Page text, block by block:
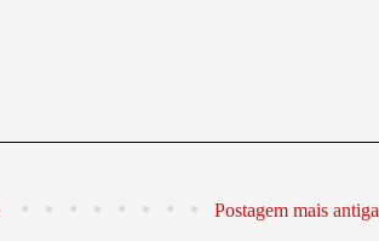
Postagem mais antiga